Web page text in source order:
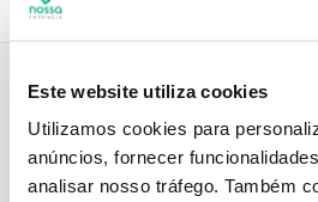
Este website utiliza cookies
Utilizamos cookies para
anúncios, fornecer
analisar nosso tráfego. Também
Descrição do